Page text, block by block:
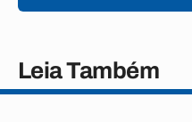
Leia Também